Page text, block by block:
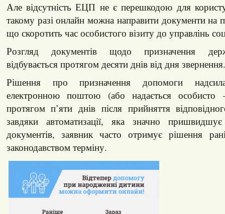
Але відсутність ЕЦП не є перешкодою для
такому разі онлайн можна направити документи на
що скоротить час особистого візиту до управлінь
Розгляд документів щодо призначення
відбувається протягом десяти днів від дня звернення.
Рішення про призначення допомоги
електронною поштою (або надається особисто
протягом п’яти днів після прийняття
завдяки автоматизації, яка значно
документів, заявник часто отримує рішення
законодавством терміну.